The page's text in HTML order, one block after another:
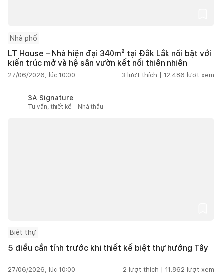
Nhà phố
LT House – Nhà hiện đại 340m² tại Đắk Lắk nổi bật với
kiến trúc mở và hệ sân vườn kết nối thiên nhiên
27/06/2026, lúc 10:00 3 lượt thích | 12.486 lượt xem
3A Signature
Tư vấn, thiết kế - Nhà thầu
Biệt thự
5 điều cần tính trước khi thiết kế biệt thự hướng Tây
27/06/2026, lúc 10:00 2 lượt thích | 11.862 lượt xem